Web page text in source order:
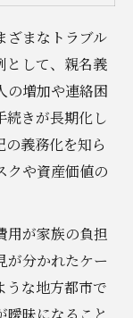
を解説
用術
記の流れ
すい課題一
けたい手続
と流れ
を知る
意点
ざまなトラブル
として、親名義
の増加や連絡困
続きが長期化し
義務化を知ら
クや資産価値の
用が家族の負担
が分かれたケー
うな地方都市で
曖昧になること